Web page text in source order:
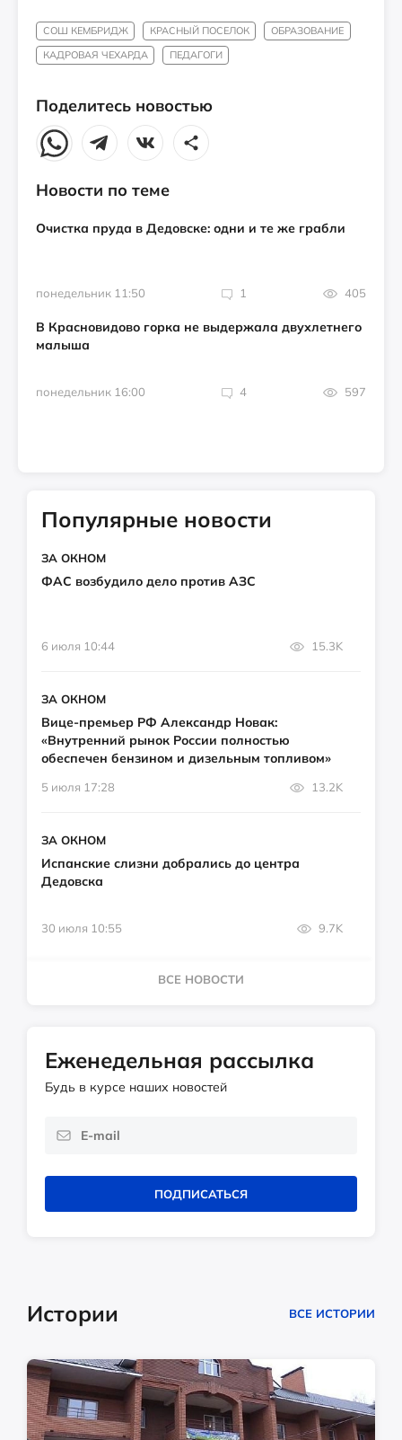
СОШ КЕМБРИДЖ КРАСНЫЙ ПОСЕЛОК
ОБРАЗОВАНИЕ
КАДРОВАЯ ЧЕХАРДА
ПЕДАГОГИ
Поделитесь новостью
Новости по теме
Очистка пруда в Дедовске: одни и те же грабли
понедельник 11:50 1 405
В Красновидово горка не выдержала двухлетнего
малыша
понедельник 16:00 4 597
Популярные новости
ЗА ОКНОМ
ФАС возбудило дело против АЗС
6 июля 10:44 15.3K
ЗА ОКНОМ
Вице-премьер РФ Александр Новак:
«Внутренний рынок России полностью
обеспечен бензином и дизельным топливом»
5 июля 17:28 13.2K
ЗА ОКНОМ
Испанские слизни добрались до центра
Дедовска
30 июля 10:55 9.7K
ВСЕ НОВОСТИ
Еженедельная рассылка
Будь в курсе наших новостей
ПОДПИСАТЬСЯ
Истории ВСЕ ИСТОРИИ